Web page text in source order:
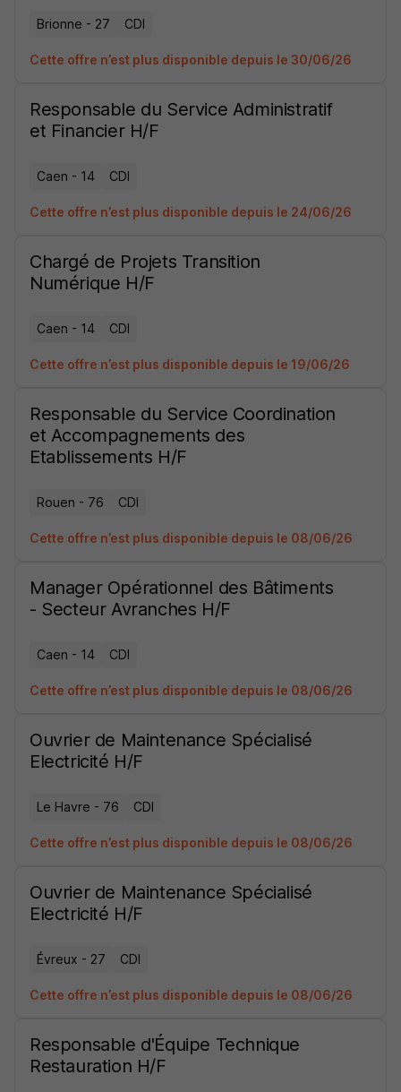
Brionne - 27 CDI
Cette offre n’est plus disponible depuis le 30/06/26
Responsable du Service Administratif
et Financier H/F
Caen - 14 CDI
Cette offre n’est plus disponible depuis le 24/06/26
Chargé de Projets Transition
Numérique H/F
Caen - 14 CDI
Cette offre n’est plus disponible depuis le 19/06/26
Responsable du Service Coordination
et Accompagnements des
Etablissements H/F
Rouen - 76 CDI
Cette offre n’est plus disponible depuis le 08/06/26
Manager Opérationnel des Bâtiments
- Secteur Avranches H/F
Caen - 14 CDI
Cette offre n’est plus disponible depuis le 08/06/26
Ouvrier de Maintenance Spécialisé
Electricité H/F
Le Havre - 76 CDI
Cette offre n’est plus disponible depuis le 08/06/26
Ouvrier de Maintenance Spécialisé
Electricité H/F
Évreux - 27 CDI
Cette offre n’est plus disponible depuis le 08/06/26
Responsable d'Équipe Technique
Restauration H/F